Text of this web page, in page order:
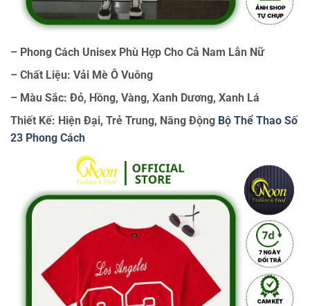
– Phong Cách Unisex Phù Hợp Cho Cả Nam Lẫn Nữ
– Chất Liệu: Vải Mè Ô Vuông
– Màu Sắc: Đỏ, Hồng, Vàng, Xanh Dương, Xanh Lá
Thiết Kế: Hiện Đại, Trẻ Trung, Năng Động Bộ Thể Thao Số
23 Phong Cách